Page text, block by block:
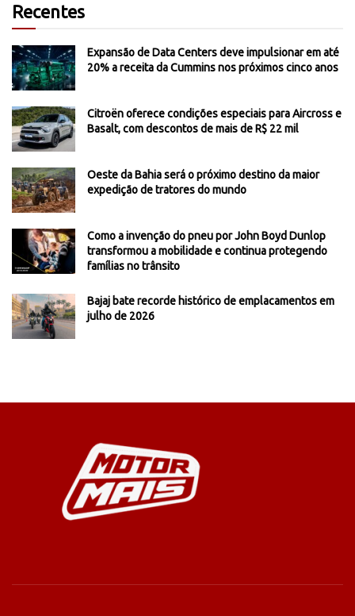
Recentes
Expansão de Data Centers deve impulsionar em até
20% a receita da Cummins nos próximos cinco anos
Citroën oferece condições especiais para Aircross e
Basalt, com descontos de mais de R$ 22 mil
Oeste da Bahia será o próximo destino da maior
expedição de tratores do mundo
Como a invenção do pneu por John Boyd Dunlop
transformou a mobilidade e continua protegendo
famílias no trânsito
Bajaj bate recorde histórico de emplacamentos em
julho de 2026